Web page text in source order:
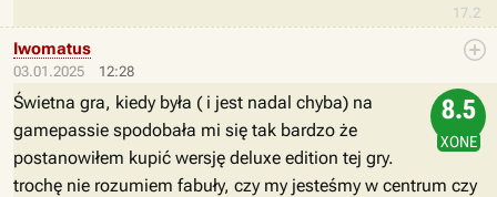
17.2
03.01.2025 12:28
Iwomatus
8.5
XONE
Świetna gra, kiedy była ( i jest nadal chyba) na
gamepassie spodobała mi się tak bardzo że
postanowiłem kupić wersję deluxe edition tej gry.
trochę nie rozumiem fabuły, czy my jesteśmy w centrum czy